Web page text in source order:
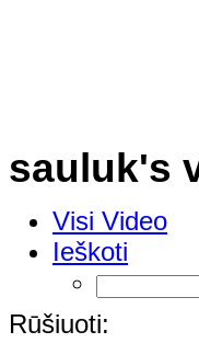
sauluk's
Visi Video
Ieškoti
Rūšiuoti: